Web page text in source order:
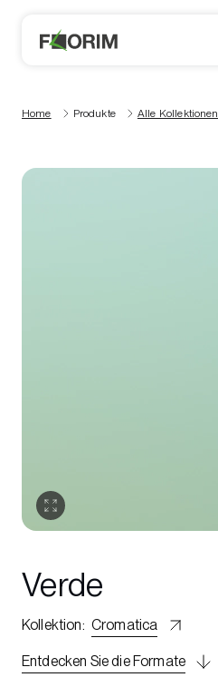
Home Produkte Alle Kollektionen
Verde
Kollektion: Cromatica
Entdecken Sie die Formate